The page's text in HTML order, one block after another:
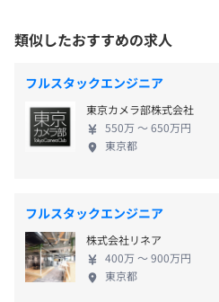
ウォーターフォール
により評価をしています）
〈東京本社〉
「湯島駅」徒歩2分
◎JR・地下鉄、複数路線が使え
◎湯島天神に隣接しています！
・特別休暇
・通勤手当（全額支給）
賞与：年2回（7月・12月）
供します。頻繁な法制度改正
高いシステムの構築・運用を
〈開発事例〉 人事システム
険システム／税務システム／福
業ソリューション事業部 〜
ーズにタイムリーに対応する
企業を中心に、多種多様な
ソリューションを提供してい
（SAP）の導入支援やRPAな
務効率化・信頼性・可用性・
で、ビジネスをサポートしま
一に考え、ビジネスの課題
類似したおすすめの求人
フルスタックエンジニア
東京カメラ部株式会社
550万 〜 650万円
東京都
フルスタックエンジニア
株式会社リネア
400万 〜 900万円
東京都